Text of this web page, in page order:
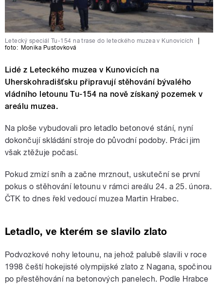
Letecký speciál Tu-154 na trase do leteckého muzea v Kunovicích
foto: Monika Pustovková
Lidé z Leteckého muzea v Kunovicích na
Uherskohradišťsku připravují stěhování bývalého
vládního letounu Tu-154 na nově získaný pozemek v
areálu muzea.
Na ploše vybudovali pro letadlo betonové stání, nyní
dokončují skládání stroje do původní podoby. Práci jim
však ztěžuje počasí.
Pokud zmizí sníh a začne mrznout, uskuteční se první
pokus o stěhování letounu v rámci areálu 24. a 25. února.
ČTK to dnes řekl vedoucí muzea Martin Hrabec.
Letadlo, ve kterém se slavilo zlato
Podvozkové nohy letounu, na jehož palubě slavili v roce
1998 čeští hokejisté olympijské zlato z Nagana, spočinou
po přestěhování na betonových panelech. Podle Hrabce